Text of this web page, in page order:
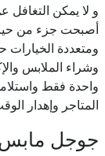
و لا يمكن التغافل
أصبحت جزء من
ومتعددة
وشراء الملابس
واحدة فقط
المتاجر وإهدار
جوجل